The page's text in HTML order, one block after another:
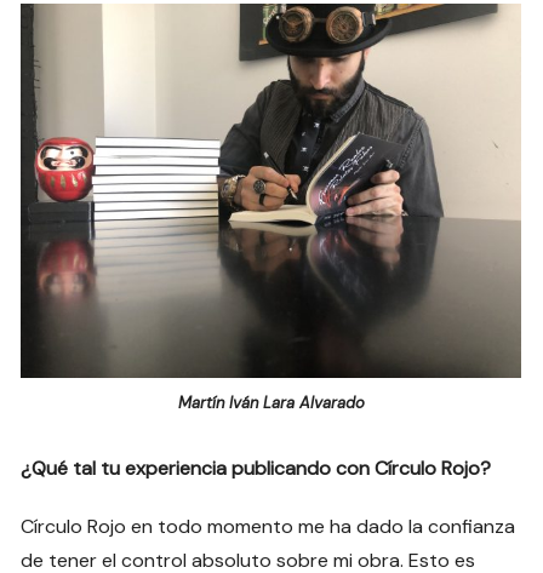
Martín Iván Lara Alvarado
¿Qué tal tu experiencia publicando con Círculo Rojo?
Círculo Rojo en todo momento me ha dado la confianza
de tener el control absoluto sobre mi obra. Esto es